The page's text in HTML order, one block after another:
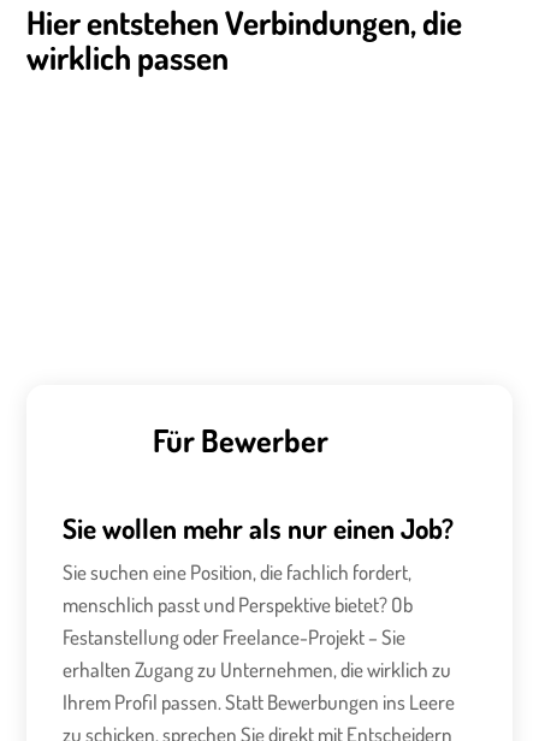
Hier entstehen Verbindungen, die
wirklich passen
Für Bewerber
Sie wollen mehr als nur einen Job?
Sie suchen eine Position, die fachlich fordert,
menschlich passt und Perspektive bietet? Ob
Festanstellung oder Freelance-Projekt – Sie
erhalten Zugang zu Unternehmen, die wirklich zu
Ihrem Profil passen. Statt Bewerbungen ins Leere
zu schicken, sprechen Sie direkt mit Entscheidern